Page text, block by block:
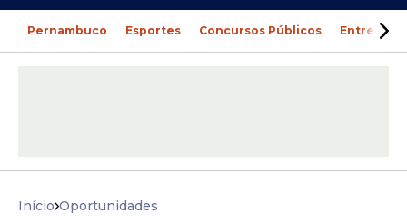
Pernambuco Esportes Concursos Públicos
Início Oportunidades